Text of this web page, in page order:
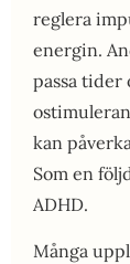
reglera
energin.
passa tider
kan
Som en
ADHD.
Många